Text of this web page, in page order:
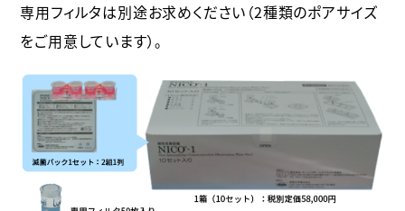
専用フィルタは別途お求めください（2種類のポアサイズ
をご用意しています）。